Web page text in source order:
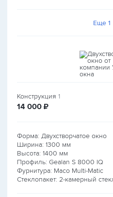
Еще 1
Конструкция 1
14 000 руб.
₽
Форма: Двухстворчатое окно
Ширина: 1300 мм
Высота: 1400 мм
Профиль: Gealan S 8000 IQ
Фурнитура: Maco Multi-Matic
Стеклопакет: 2-камерный